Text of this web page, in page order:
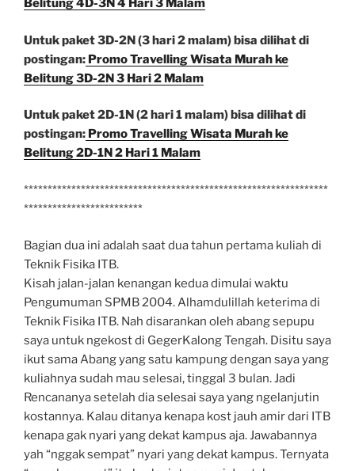
Belitung 4D-3N 4 Hari 3 Malam
Untuk paket 3D-2N (3 hari 2 malam) bisa dilihat di
postingan: Promo Travelling Wisata Murah ke
Belitung 3D-2N 3 Hari 2 Malam
Untuk paket 2D-1N (2 hari 1 malam) bisa dilihat di
postingan: Promo Travelling Wisata Murah ke
Belitung 2D-1N 2 Hari 1 Malam
****************************************************************
*************************
Bagian dua ini adalah saat dua tahun pertama kuliah di
Teknik Fisika ITB.
Kisah jalan-jalan kenangan kedua dimulai waktu
Pengumuman SPMB 2004. Alhamdulillah keterima di
Teknik Fisika ITB. Nah disarankan oleh abang sepupu
saya untuk ngekost di GegerKalong Tengah. Disitu saya
ikut sama Abang yang satu kampung dengan saya yang
kuliahnya sudah mau selesai, tinggal 3 bulan. Jadi
Rencananya setelah dia selesai saya yang ngelanjutin
kostannya. Kalau ditanya kenapa kost jauh amir dari ITB
kenapa gak nyari yang dekat kampus aja. Jawabannya
yah “nggak sempat” nyari yang dekat kampus. Ternyata